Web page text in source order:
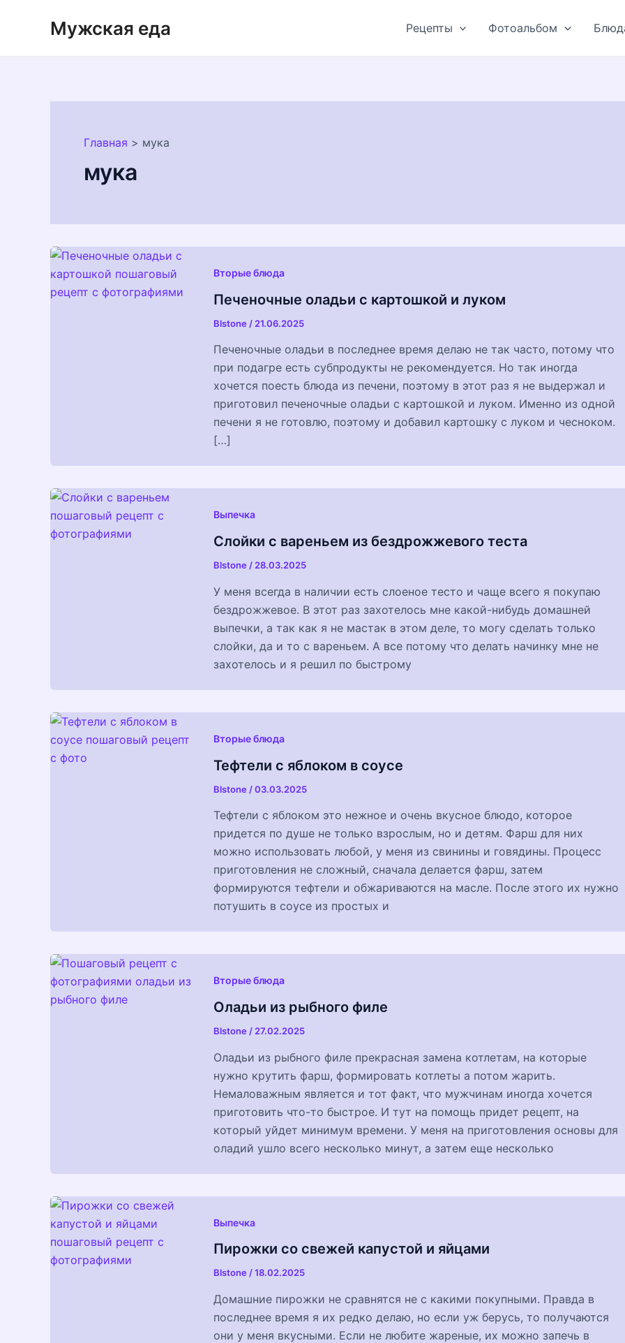
Мужская еда Рецепты Фотоальбом
Главная мука
мука
Вторые блюда
Печеночные оладьи с картошкой и луком
Blstone / 21.06.2025
Печеночные оладьи в последнее время делаю не так часто, потому что
при подагре есть субпродукты не рекомендуется. Но так иногда
хочется поесть блюда из печени, поэтому в этот раз я не выдержал и
приготовил печеночные оладьи с картошкой и луком. Именно из одной
печени я не готовлю, поэтому и добавил картошку с луком и чесноком.
[…]
Выпечка
Слойки с вареньем из бездрожжевого теста
Blstone / 28.03.2025
У меня всегда в наличии есть слоеное тесто и чаще всего я покупаю
бездрожжевое. В этот раз захотелось мне какой-нибудь домашней
выпечки, а так как я не мастак в этом деле, то могу сделать только
слойки, да и то с вареньем. А все потому что делать начинку мне не
захотелось и я решил по быстрому
Вторые блюда
Тефтели с яблоком в соусе
Blstone /03.03.2025
Тефтели с яблоком это нежное и очень вкусное блюдо, которое
придется по душе не только взрослым, но и детям. Фарш для них
можно использовать любой, у меня из свинины и говядины. Процесс
приготовления не сложный, сначала делается фарш, затем
формируются тефтели и обжариваются на масле. После этого их нужно
потушить в соусе из простых и
Вторые блюда
Оладьи из рыбного филе
Blstone / 27.02.2025
Оладьи из рыбного филе прекрасная замена котлетам, на которые
нужно крутить фарш, формировать котлеты а потом жарить.
Немаловажным является и тот факт, что мужчинам иногда хочется
приготовить что-то быстрое. И тут на помощь придет рецепт, на
который уйдет минимум времени. У меня на приготовления основы для
оладий ушло всего несколько минут, а затем еще несколько
Выпечка
Пирожки со свежей капустой и яйцами
Blstone /18.02.2025
Домашние пирожки не сравнятся не с какими покупными. Правда в
последнее время я их редко делаю, но если уж берусь, то получаются
они у меня вкусными. Если не любите жареные, их можно запечь в